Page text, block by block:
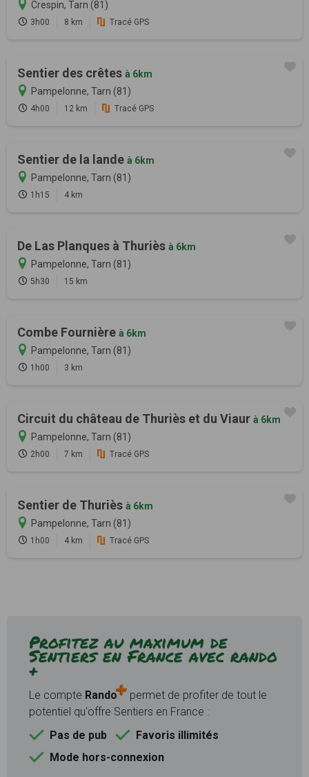
Crespin, Tarn (81)
3h00 8 km Tracé GPS
Sentier des crêtes à 6km
Pampelonne, Tarn (81)
4h00 12 km Tracé GPS
Sentier de la lande à 6km
Pampelonne, Tarn (81)
1h15 4 km
De Las Planques à Thuriès à 6km
Pampelonne, Tarn (81)
5h30 15 km
Combe Fournière à 6km
Pampelonne, Tarn (81)
1h00 3 km
Circuit du château de Thuriès et du Viaur à 6km
Pampelonne, Tarn (81)
2h00 7 km Tracé GPS
Sentier de Thuriès à 6km
Pampelonne, Tarn (81)
1h00 4 km Tracé GPS
Profitez au maximum de
Sentiers en France avec rando
+
Le compte Rando
permet de profiter de tout le
potentiel qu'offre Sentiers en France :
Pas de pub
Favoris illimités
Mode hors-connexion